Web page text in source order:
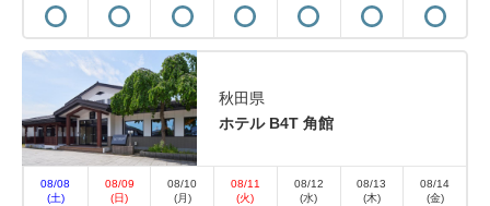
秋田県
ホテル B4T 角館
08/08
(土)
08/09
(日)
08/10
(月)
08/11
(火)
08/12
(水)
08/13
(木)
08/14
(金)